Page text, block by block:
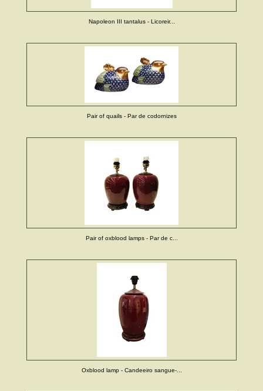
Napoleon III tantalus - Licoreir...
Pair of quails - Par de codornizes
Pair of oxblood lamps - Par de c...
Oxblood lamp - Candeeiro sangue-...